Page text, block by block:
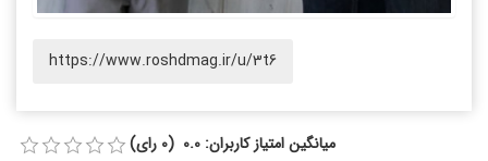
https://www.roshdmag.ir/u/3t6
میانگین امتیاز کاربران: 0.0 (0 رای)